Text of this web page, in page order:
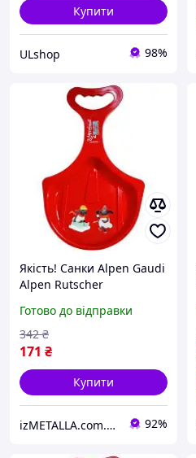
Купити
ULshop 98%
Якість! Санки Alpen Gaudi
Alpen Rutscher
Гарантія! Сервіс!
Готово до відправки
171 ₴
342 ₴
Купити
izMETALLA.com.ua 92%